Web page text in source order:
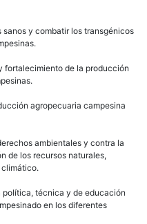
y combatir los transgénicos
fortalecimiento de la producción
agropecuaria campesina
ambientales y contra la
de los recursos naturales,
climático.
política, técnica y de educación
en los diferentes